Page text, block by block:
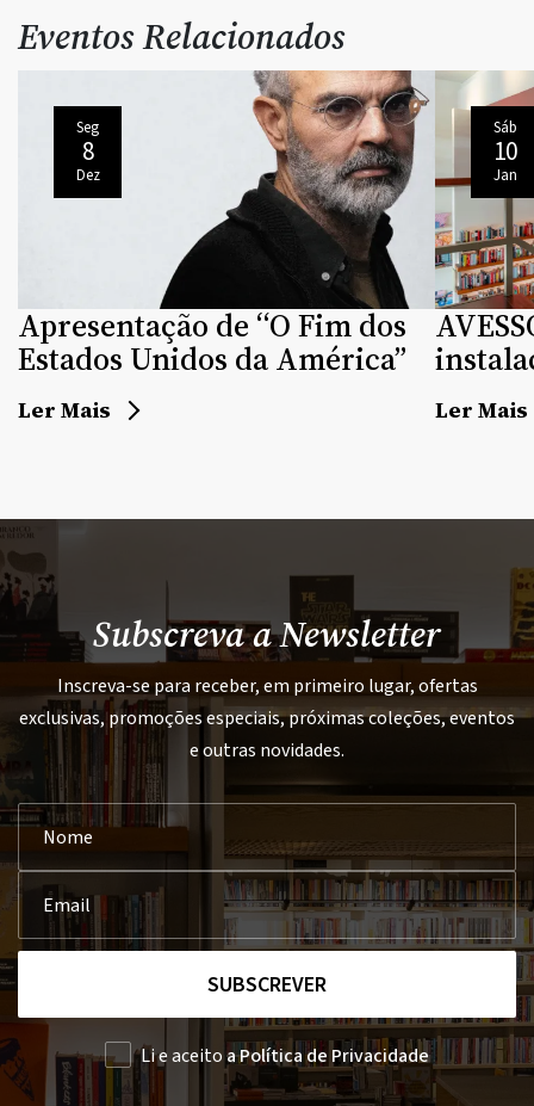
Eventos Relacionados
Seg
8
Dez
Apresentação de “O Fim dos
Estados Unidos da América”
Ler Mais
Sáb
10
Jan
Ler Mais
Subscreva a Newsletter
Inscreva-se para receber, em primeiro lugar, ofertas
exclusivas, promoções especiais, próximas coleções, eventos
e outras novidades.
SUBSCREVER
Li e aceitoa Política de Privacidade